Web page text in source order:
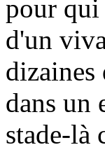
pour qui
d'un
dizaines
dans un
stade-là